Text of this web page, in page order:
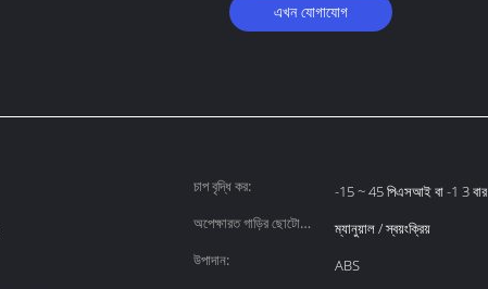
এখন যোগাযোগ
চাপ বৃদ্ধি কর:
-15 ~ 45 পিএসআই বা -1 3 বার
অপেক্ষারত গাড়ির ছোটো
ম্যানুয়াল / স্বয়ংক্রিয়
উপাদান:
ABS